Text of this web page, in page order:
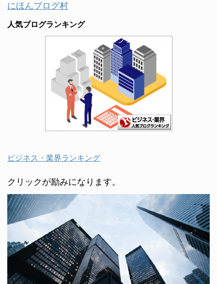
にほんブログ村
人気ブログランキング
ビジネス・業界ランキング
クリックが励みになります。